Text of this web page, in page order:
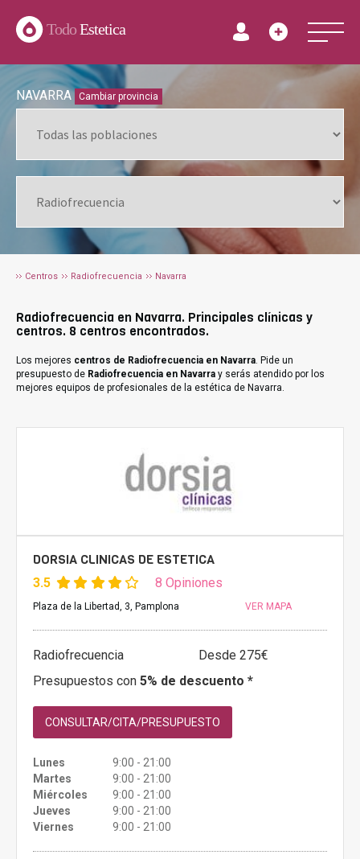
TodoEstetica
NAVARRA Cambiar provincia
Centros Radiofrecuencia Navarra
Radiofrecuencia en Navarra. Principales clínicas y
centros. 8 centros encontrados.
Los mejores centros de Radiofrecuencia en Navarra. Pide un
presupuesto de Radiofrecuencia en Navarra y serás atendido por los
mejores equipos de profesionales de la estética de Navarra.
DORSIA CLINICAS DE ESTETICA
3.5 8 Opiniones
Plaza de la Libertad, 3, Pamplona VER MAPA
Radiofrecuencia
Desde 275€
Presupuestos con 5% de descuento *
CONSULTAR/CITA/PRESUPUESTO
Lunes
9:00 - 21:00
Martes
9:00 - 21:00
Miércoles
9:00 - 21:00
Jueves
9:00 - 21:00
Viernes
9:00 - 21:00